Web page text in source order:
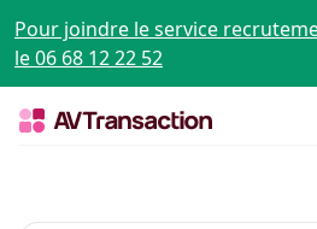
Pour joindre le service
le 06 68 12 22 52